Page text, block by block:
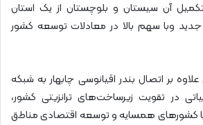
آن سیستان و بلوچستان از یک استان
وبا سهم بالا در معادلات توسعه کشور
بر اتصال بندر اقیانوسی چابهار به شبکه
در تقویت زیرساخت‌های ترانزیتی کشور،
کشورهای همسایه و توسعه اقتصادی مناطق